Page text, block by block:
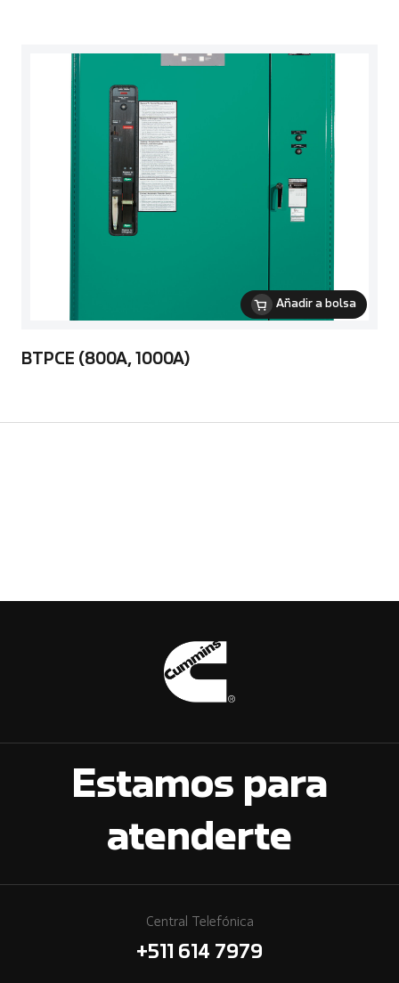
Añadir a bolsa
BTPCE (800A, 1000A)
Estamos para
atenderte
Central Telefónica
+511 614 7979